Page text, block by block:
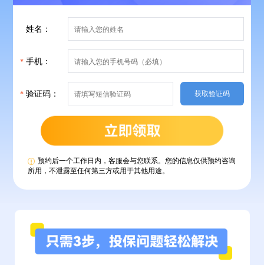
姓名：
手机：
验证码： 获取验证码
预约后一个工作日内，客服会与您联系。您的信息仅供预约咨询
所用，不泄露至任何第三方或用于其他用途。